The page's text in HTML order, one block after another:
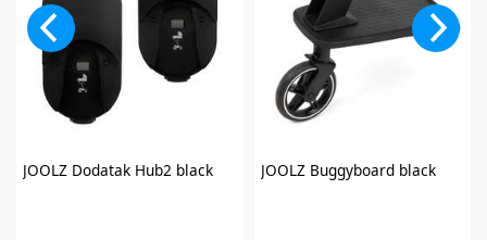
JOOLZDodatak Hub2 black JOOLZ Buggyboard black